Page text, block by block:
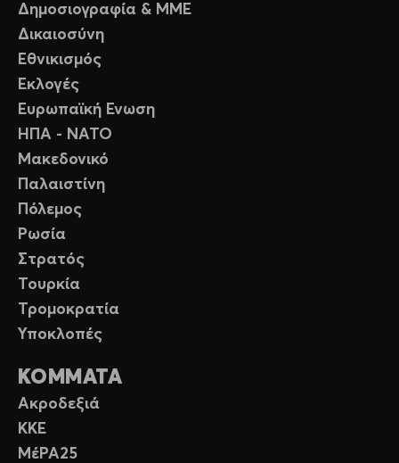
Δημοσιογραφία & ΜΜΕ
Δικαιοσύνη
Εθνικισμός
Εκλογές
Ευρωπαϊκή Ενωση
ΗΠΑ - ΝΑΤΟ
Μακεδονικό
Παλαιστίνη
Πόλεμος
Ρωσία
Στρατός
Τουρκία
Τρομοκρατία
Υποκλοπές
ΚΟΜΜΑΤΑ
Ακροδεξιά
ΚΚΕ
ΜέΡΑ25